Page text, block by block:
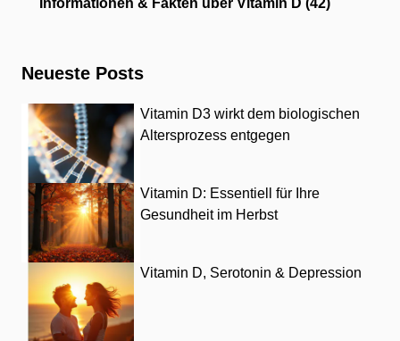
Informationen & Fakten über Vitamin D (42)
Neueste Posts
Vitamin D3 wirkt dem biologischen
Altersprozess entgegen
Vitamin D: Essentiell für Ihre
Gesundheit im Herbst
Vitamin D, Serotonin & Depression